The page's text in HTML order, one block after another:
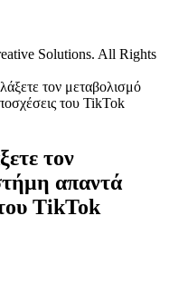
Solutions. All Rights
τον μεταβολισμό
του TikTok
τον
απαντά
του TikTok